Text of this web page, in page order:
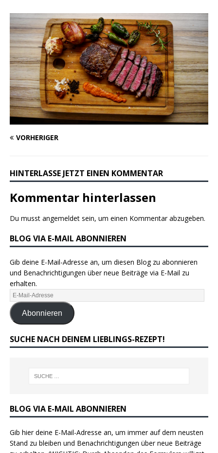
VORHERIGER
HINTERLASSE JETZT EINEN KOMMENTAR
Kommentar hinterlassen
Du musst angemeldet sein, um einen Kommentar abzugeben.
BLOG VIA E-MAIL ABONNIEREN
Gib deine E-Mail-Adresse an, um diesen Blog zu abonnieren
und Benachrichtigungen über neue Beiträge via E-Mail zu
erhalten.
Abonnieren
SUCHE NACH DEINEM LIEBLINGS-REZEPT!
BLOG VIA E-MAIL ABONNIEREN
Gib hier deine E-Mail-Adresse an, um immer auf dem neusten
Stand zu bleiben und Benachrichtigungen über neue Beiträge